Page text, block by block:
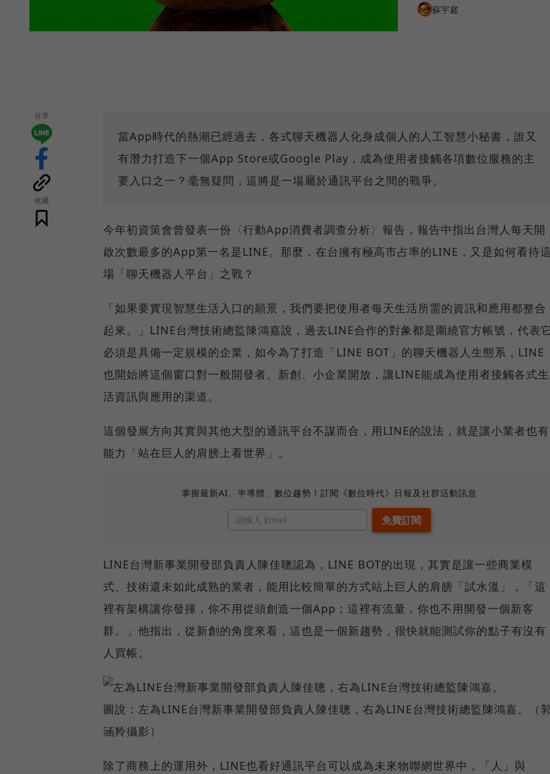
蘇宇庭
分享
收藏
當App時代的熱潮已經過去，各式聊天機器人化身成個人的人工智慧小秘書，誰又
有潛力打造下一個App Store或Google Play，成為使用者接觸各項數位服務的主
要入口之一？毫無疑問，這將是一場屬於通訊平台之間的戰爭。
今年初資策會曾發表一份〈行動App消費者調查分析〉報告，報告中指出台灣人每天開
啟次數最多的App第一名是LINE。那麼，在台擁有極高市占率的LINE，又是如何看待
場「聊天機器人平台」之戰？
「如果要實現智慧生活入口的願景，我們要把使用者每天生活所需的資訊和應用都整合
起來。」LINE台灣技術總監陳鴻嘉說，過去LINE合作的對象都是圍繞官方帳號，代表
必須是具備一定規模的企業，如今為了打造「LINE BOT」的聊天機器人生態系，LINE
也開始將這個窗口對一般開發者、新創、小企業開放，讓LINE能成為使用者接觸各式生
活資訊與應用的渠道。
這個發展方向其實與其他大型的通訊平台不謀而合，用LINE的說法，就是讓小業者也有
能力「站在巨人的肩膀上看世界」。
掌握最新AI、半導體、數位趨勢！訂閱《數位時代》日報及社群活動訊息
LINE台灣新事業開發部負責人陳佳聰認為，LINE BOT的出現，其實是讓一些商業模
式、技術還未如此成熟的業者，能用比較簡單的方式站上巨人的肩膀「試水溫」，「這
裡有架構讓你發揮，你不用從頭創造一個App；這裡有流量，你也不用開發一個新客
群。」他指出，從新創的角度來看，這也是一個新趨勢，很快就能測試你的點子有沒有
人買帳。
圖說：左為LINE台灣新事業開發部負責人陳佳聰，右為LINE台灣技術總監陳鴻嘉。（
涵羚攝影）
除了商務上的運用外，LINE也看好通訊平台可以成為未來物聯網世界中，「人」與